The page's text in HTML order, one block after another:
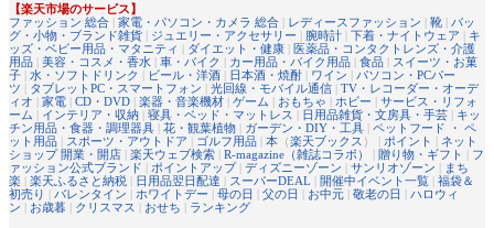
【楽天市場のサービス】
ファッション 総合 | 家電・パソコン・カメラ 総合 | レディースファッション | 靴 | バッ
グ・小物・ブランド雑貨 | ジュエリー・アクセサリー | 腕時計 | 下着・ナイトウェア | キ
ッズ・ベビー用品・マタニティ | ダイエット・健康 | 医薬品・コンタクトレンズ・介護
用品 | 美容・コスメ・香水 | 車・バイク | カー用品・バイク用品 | 食品 | スイーツ・お菓
子 | 水・ソフトドリンク | ビール・洋酒 | 日本酒・焼酎 | ワイン | パソコン・PCパー
ツ | タブレットPC・スマートフォン | 光回線・モバイル通信 | TV・レコーダー・オーデ
ィオ | 家電 | CD・DVD | 楽器・音楽機材 | ゲーム | おもちゃ | ホビー | サービス・リフォ
ーム | インテリア・収納 | 寝具・ベッド・マットレス | 日用品雑貨・文房具・手芸 | キッ
チン用品・食器・調理器具 | 花・観葉植物 | ガーデン・DIY・工具 | ペットフード ・ ペ
ット用品 | スポーツ・アウトドア | ゴルフ用品 | 本 （楽天ブックス ） | ポイント | ネット
ショップ 開業・開店 | 楽天ウェブ検索 | R-magazine（雑誌コラボ） | 贈り物・ギフト | フ
ァッション公式ブランド | ポイントアップ| ディズニーゾーン | サンリオゾーン | まち
楽 | 楽天ふるさと納税 | 日用品翌日配達 | スーパーDEAL | 開催中イベント一覧 | 福袋＆
初売り | バレンタイン | ホワイトデー | 母の日 | 父の日 | お中元 | 敬老の日 | ハロウィ
ン | お歳暮 | クリスマス | おせち | ランキング